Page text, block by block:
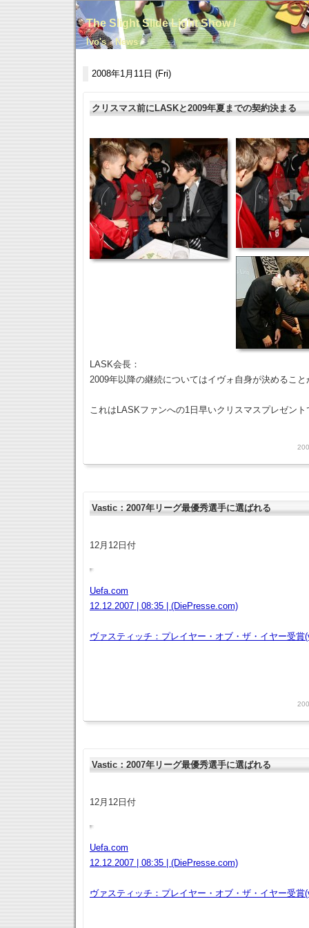
The Slight Slide Light Show /
Ivo's News
2008年1月11日 (Fri)
クリスマス前にLASKと2009年夏までの契約決まる
LASK会長：
2009年以降の継続についてはイヴォ自身が決めること
これはLASKファンへの1日早いクリスマスプレゼント
Vastic：2007年リーグ最優秀選手に選ばれる
12月12日付
Uefa.com
12.12.2007 | 08:35 | (DiePresse.com)
ヴァスティッチ：プレイヤー・オブ・ザ・イヤー受賞
Vastic：2007年リーグ最優秀選手に選ばれる
12月12日付
Uefa.com
12.12.2007 | 08:35 | (DiePresse.com)
ヴァスティッチ：プレイヤー・オブ・ザ・イヤー受賞